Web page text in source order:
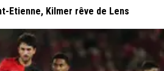
Etienne, Kilmer rêve de Lens